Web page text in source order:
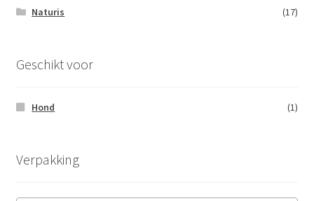
Naturis
(17)
Geschikt voor
Hond (1)
Verpakking